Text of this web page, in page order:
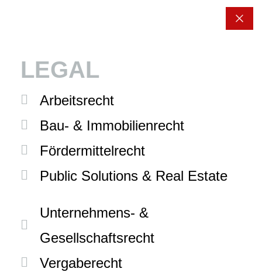
LEGAL
Arbeitsrecht
Bau- & Immobilienrecht
Fördermittelrecht
Public Solutions & Real Estate
Unternehmens- &
Gesellschaftsrecht
Vergaberecht